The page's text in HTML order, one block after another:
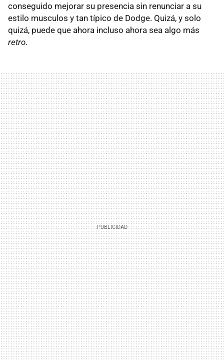
conseguido mejorar su presencia sin renunciar a su
estilo musculos y tan típico de Dodge. Quizá, y solo
quizá, puede que ahora incluso ahora sea algo más
retro.